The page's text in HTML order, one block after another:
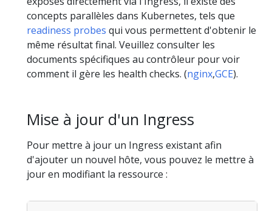
concepts parallèles dans Kubernetes, tels que
readiness probes qui vous permettent d'obtenir le
même résultat final. Veuillez consulter les
documents spécifiques au contrôleur pour voir
comment il gère les health checks. (nginx,GCE).
Mise à jour d'un Ingress
Pour mettre à jour un Ingress existant afin
d'ajouter un nouvel hôte, vous pouvez le mettre à
jour en modifiant la ressource :